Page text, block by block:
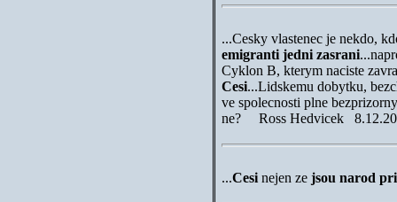
...Cesky vlastenec je nekdo,
emigranti jedni zasrani
Cyklon B, kterym naciste
Cesi...Lidskemu dobytku,
ve spolecnosti plne
ne? Ross Hedvicek
...Cesinejen ze jsou narod